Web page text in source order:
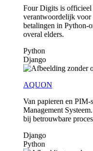
Four Digits is officieel
verantwoordelijk
betalingen in Python-
overal elders.
Python
Django
AQUON
Van papieren en PIM-
Management
bij betrouwbare
Django
Python